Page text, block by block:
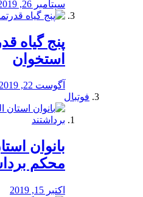
سپتامبر 26, 2019
پنج گیاه
استخوان
آگوست 22, 2019
فوتبال
بانوان
محكم
اکتبر 15, 2019